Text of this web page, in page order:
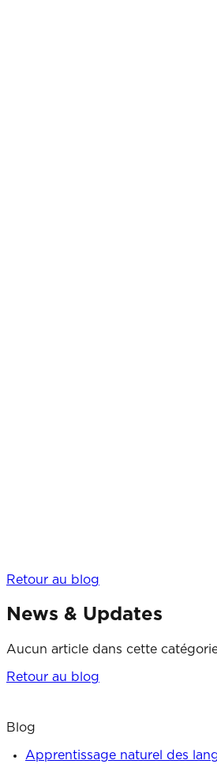
Retour au blog
News & Updates
Aucun article dans cette
Retour au blog
Blog
Apprentissage naturel des